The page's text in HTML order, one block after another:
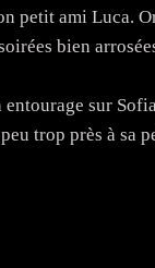
petit ami Luca.
bien
sur
trop près à sa